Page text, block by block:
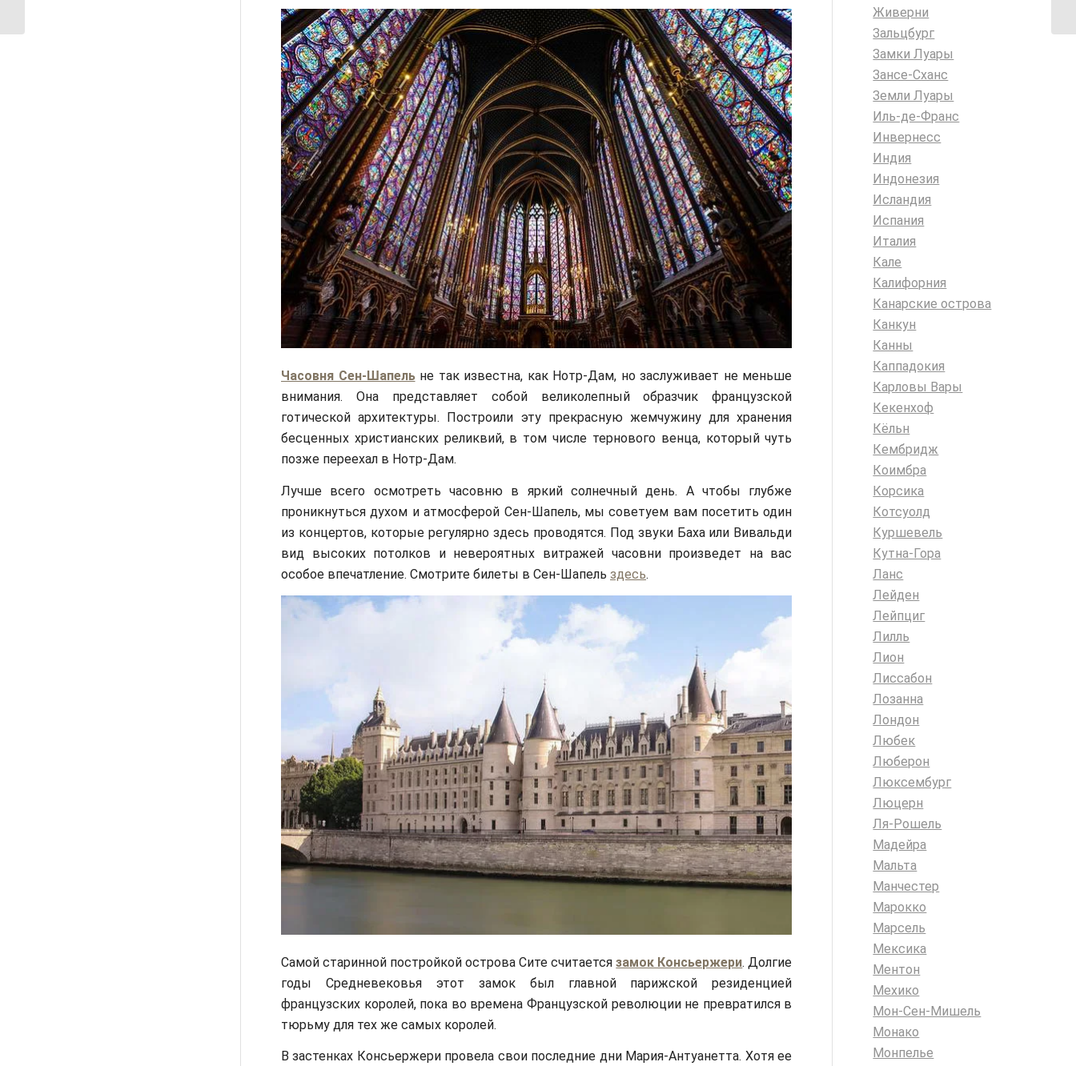
Часовня Сен-Шапельне так известна, как Нотр-Дам, но заслуживает не меньше
внимания. Она представляет собой великолепный образчик французской
готической архитектуры. Построили эту прекрасную жемчужину для хранения
бесценных христианских реликвий, в том числе тернового венца, который чуть
позже переехал в Нотр-Дам.
Лучше всего осмотреть часовню в яркий солнечный день. А чтобы глубже
проникнуться духом и атмосферой Сен-Шапель, мы советуем вам посетить один
из концертов, которые регулярно здесь проводятся. Под звуки Баха или Вивальди
вид высоких потолков и невероятных витражей часовни произведет на вас
особое впечатление. Смотрите билеты в Сен-Шапель здесь.
Самой старинной постройкой острова Сите считаетсязамок Консьержери. Долгие
годы Средневековья этот замок был главной парижской резиденцией
французских королей, пока во времена Французской революции не превратился в
тюрьму для тех же самых королей.
В застенках Консьержери провела свои последние дни Мария-Антуанетта. Хотя ее
Живерни
Зальцбург
Замки Луары
Зансе-Сханс
Земли Луары
Иль-де-Франс
Инвернесс
Индия
Индонезия
Исландия
Испания
Италия
Кале
Калифорния
Канарские острова
Канкун
Канны
Каппадокия
Карловы Вары
Кекенхоф
Кёльн
Кембридж
Коимбра
Корсика
Котсуолд
Куршевель
Кутна-Гора
Ланс
Лейден
Лейпциг
Лилль
Лион
Лиссабон
Лозанна
Лондон
Любек
Люберон
Люксембург
Люцерн
Ля-Рошель
Мадейра
Мальта
Манчестер
Марокко
Марсель
Мексика
Ментон
Мехико
Мон-Сен-Мишель
Монако
Монпелье